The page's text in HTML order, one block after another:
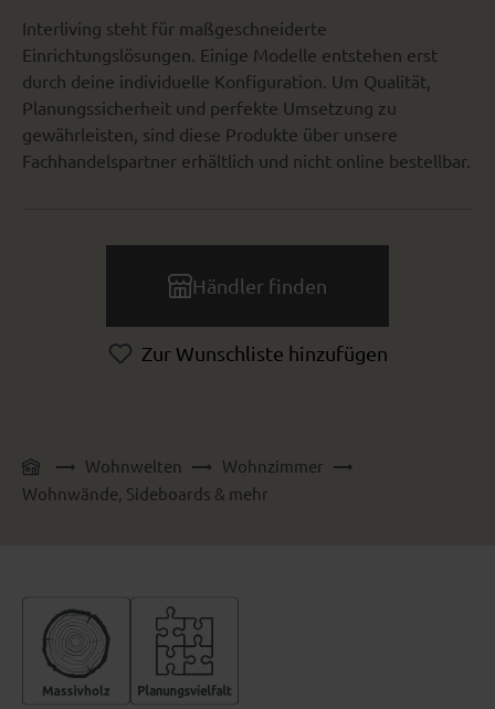
Interliving steht für maßgeschneiderte
Einrichtungslösungen. Einige Modelle entstehen erst
durch deine individuelle Konfiguration. Um Qualität,
Planungssicherheit und perfekte Umsetzung zu
gewährleisten, sind diese Produkte über unsere
Fachhandelspartner erhältlich und nicht online bestellbar.
Händler finden
Zur Wunschliste hinzufügen
Wohnwelten
Wohnzimmer
Wohnwände, Sideboards & mehr